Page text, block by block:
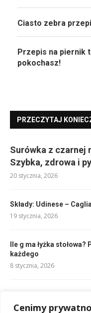
Cenimy
Ciasto zebra
Przepis na piernik
pokochasz!
PRZECZYTAJ
Surówka z czarnej
Szybka, zdrowa i
20 stycznia, 2026
Składy: Udinese –
19 stycznia, 2026
Ile g ma łyżka
każdego
8 stycznia, 2026
18 stycznia, 2026